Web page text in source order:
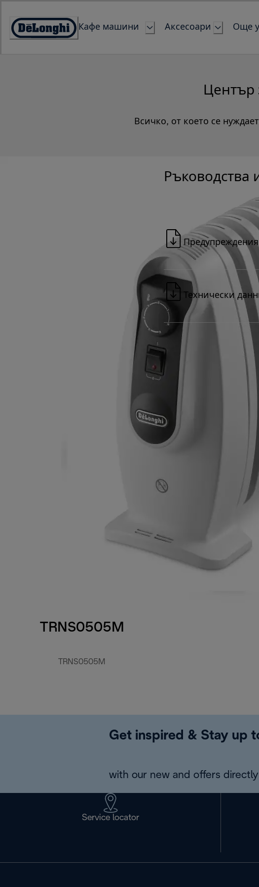
Content
Accessibility
Кафе машини Аксесоари Още
Център
Всичко, от което се
TRNS0505M
TRNS0505M
Ръководства
Предупреждения
Технически
Get inspired & Stay up
with our new and offers
Service locator